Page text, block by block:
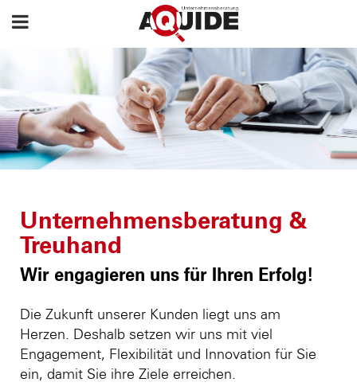
Unternehmensberatung &
Treuhand
Wir engagieren uns für Ihren Erfolg!
Die Zukunft unserer Kunden liegt uns am
Herzen. Deshalb setzen wir uns mit viel
Engagement, Flexibilität und Innovation für Sie
ein, damit Sie ihre Ziele erreichen.